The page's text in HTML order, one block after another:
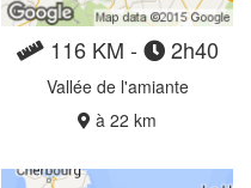
116 KM - 2h40
Vallée de l'amiante
à 22 km